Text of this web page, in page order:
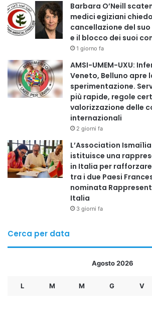
●realizzare strutture di stoccaggio per
esaurito e garantire contenitori sicuri
Un progetto strategico per la sicurezza
egiziana
Con l’avanzamento della centrale,
●rafforzare la sicurezza energetica
●garantire l’autosufficienza
●diventare un hub regionale per
●ridurre l’impatto ambientale
●diversificare le fonti energetiche in
2030
primo passo concreto verso l’avvio
Un traguardo che segna una svolta nella
Barbara O’Neill
medici egiziani
cancellazione del suo
e il blocco dei suoi
1 giorno fa
AMSI-UMEM-UXU:
Veneto, Belluno apre
sperimentazione.
più rapide, regole
valorizzazione delle
internazionali
2 giorni fa
L’Association
istituisce una
in Italia per
tra i due Paesi
nominata
Italia
3 giorni fa
Cerca per data
Agosto 2026
L M M G V